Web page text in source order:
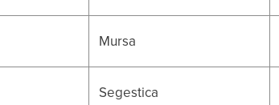
Mursa
Segestica